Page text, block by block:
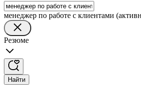
менеджер по работе с клиентами
Резюме
Найти